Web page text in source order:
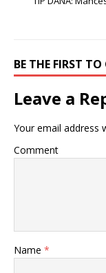
BE THE FIRST
Leave a
Your email address
Comment
Name *